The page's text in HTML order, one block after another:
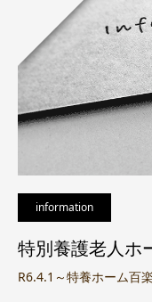
information
特別養護老人ホ
R6.4.1～特養ホーム百